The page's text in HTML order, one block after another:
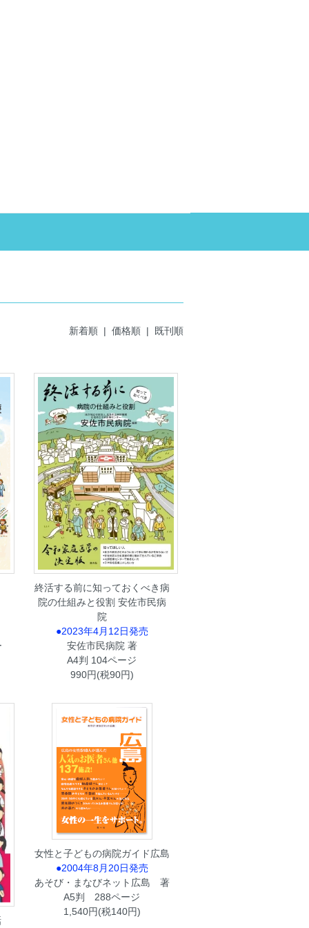
新着順 | 価格順 | 既刊順
終活する前に知っておくべき病
院の仕組みと役割 安佐市民病
院
●2023年4月12日発売
安佐市民病院 著
A4判 104ページ
990円(税90円)
女性と子どもの病院ガイド広島
●2004年8月20日発売
あそび・まなびネット広島 著
A5判 288ページ
1,540円(税140円)